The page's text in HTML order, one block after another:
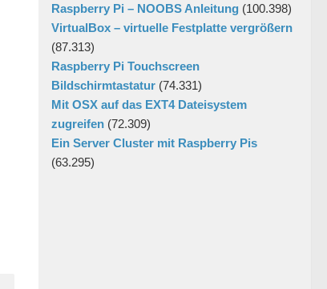
Raspberry Pi – NOOBS Anleitung (100.398)
VirtualBox – virtuelle Festplatte vergrößern
(87.313)
Raspberry Pi Touchscreen
Bildschirmtastatur (74.331)
Mit OSX auf das EXT4 Dateisystem
zugreifen (72.309)
Ein Server Cluster mit Raspberry Pis
(63.295)